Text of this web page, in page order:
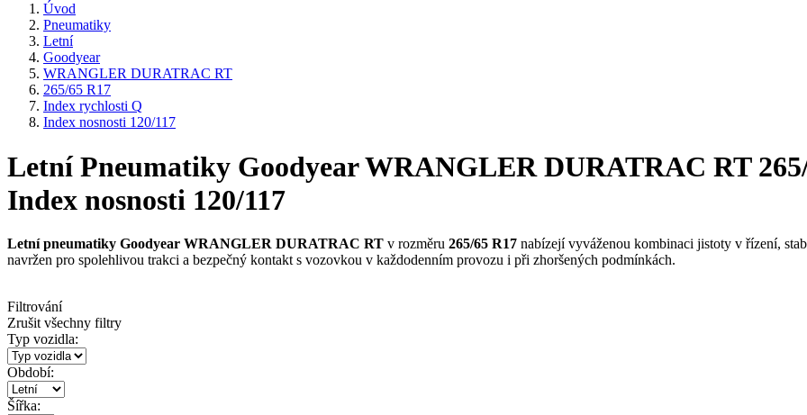
Úvod
Pneumatiky
Letní
Goodyear
WRANGLER DURATRAC RT
265/65 R17
Index rychlosti Q
Index nosnosti 120/117
Letní Pneumatiky Goodyear WRANGLER DURATRAC RT
Index nosnosti 120/117
Letní pneumatiky Goodyear WRANGLER DURATRAC RT v rozměru 265/65 R17 nabízejí vyváženou kombinaci jistoty v řízení,
navržen pro spolehlivou trakci a bezpečný kontakt s vozovkou v každodenním provozu i při zhoršených podmínkách.
Filtrování
Zrušit všechny filtry
Typ vozidla:
Období:
Šířka: